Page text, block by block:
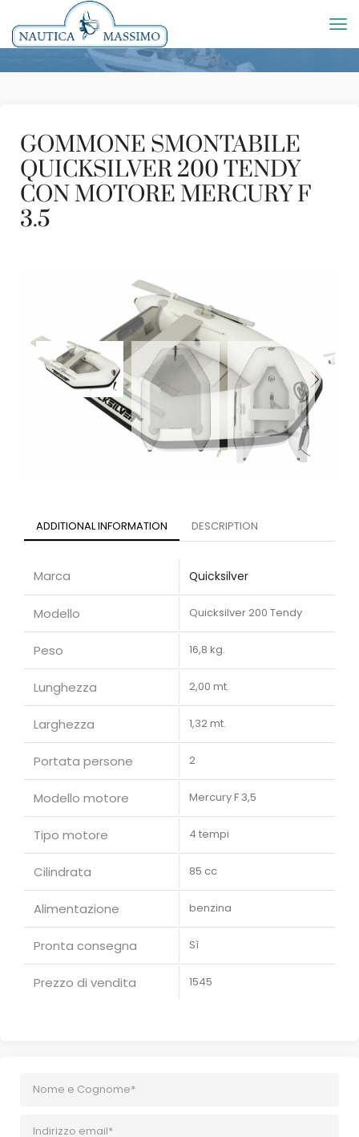
GOMMONE SMONTABILE
QUICKSILVER 200 TENDY
CON MOTORE MERCURY F
3.5
ADDITIONAL INFORMATION DESCRIPTION
Marca Quicksilver
Modello Quicksilver 200 Tendy
Peso 16,8 kg.
Lunghezza 2,00 mt.
Larghezza 1,32 mt.
Portata persone 2
Modello motore Mercury F 3,5
Tipo motore 4 tempi
Cilindrata 85 cc
Alimentazione benzina
Pronta consegna Sì
Prezzo di vendita 1545